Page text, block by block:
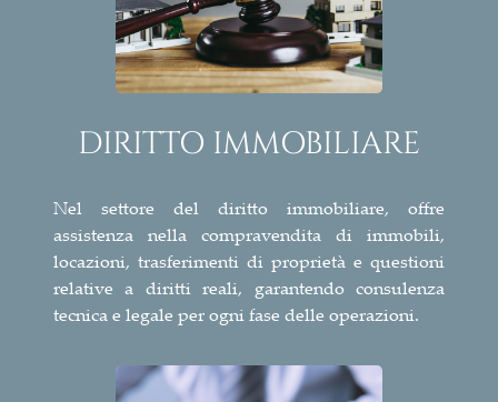
DIRITTO IMMOBILIARE
Nel settore del diritto immobiliare, offre
assistenza nella compravendita di immobili,
locazioni, trasferimenti di proprietà e questioni
relative a diritti reali, garantendo consulenza
tecnica e legale per ogni fase delle operazioni.